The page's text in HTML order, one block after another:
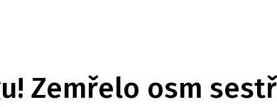
Zemřelo osm